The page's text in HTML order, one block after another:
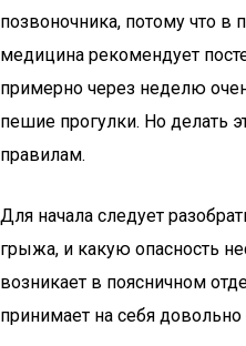
позвоночника, потому что в
медицина рекомендует
примерно через неделю
пешие прогулки. Но делать
правилам.
Для начала следует
грыжа, и какую опасность
возникает в поясничном
принимает на себя